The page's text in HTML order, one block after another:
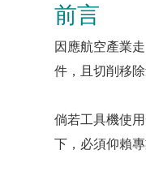
前言
因應航空產業
件，且切削移
倘若工具機使
下，必須仰賴